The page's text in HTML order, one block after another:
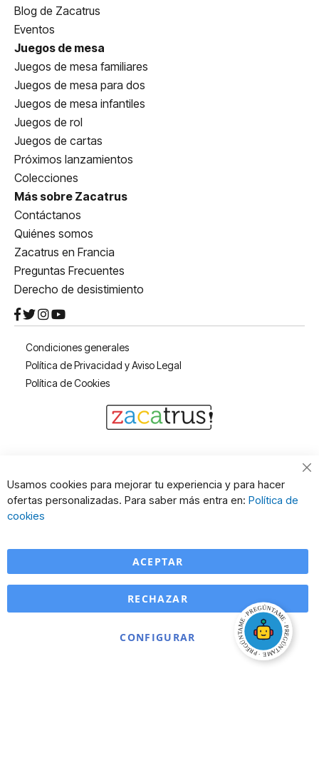
Blog de Zacatrus
Eventos
Juegos de mesa
Juegos de mesa familiares
Juegos de mesa para dos
Juegos de mesa infantiles
Juegos de rol
Juegos de cartas
Próximos lanzamientos
Colecciones
Más sobre Zacatrus
Contáctanos
Quiénes somos
Zacatrus en Francia
Preguntas Frecuentes
Derecho de desistimiento
Condiciones generales
Política de Privacidad y Aviso Legal
Política de Cookies
Usamos cookies para mejorar tu experiencia y para hacer
ofertas personalizadas. Para saber más entra en: Política de
cookies
ACEPTAR
CONFIGURAR
RECHAZAR